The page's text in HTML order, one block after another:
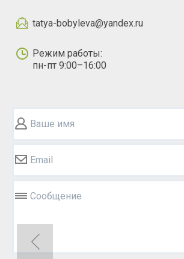
tatya-bobyleva@yandex.ru
Режим работы:
пн-пт 9:00–16:00
Ваше имя
Email
Сообщение